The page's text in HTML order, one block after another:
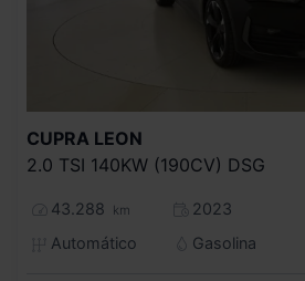
CUPRA LEON
2.0 TSI 140KW (190CV) DSG
43.288 km
2023
Automático
Gasolina